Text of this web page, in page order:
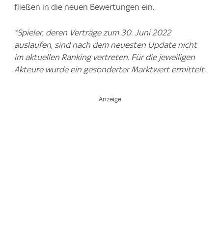
fließen in die neuen Bewertungen ein.
*Spieler, deren Verträge zum 30. Juni 2022
auslaufen, sind nach dem neuesten Update nicht
im aktuellen Ranking vertreten. Für die jeweiligen
Akteure wurde ein gesonderter Marktwert ermittelt.